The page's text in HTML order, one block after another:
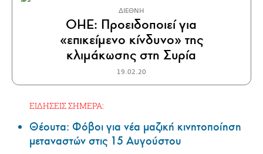
ΔΙΕΘΝΗ
ΟΗΕ: Προειδοποιεί για
«επικείμενο κίνδυνο» της
κλιμάκωσης στη Συρία
19.02.20
ΕΙΔΗΣΕΙΣ ΣΗΜΕΡΑ:
Θέουτα: Φόβοι για νέα μαζική κινητοποίηση
μεταναστών στις 15 Αυγούστου